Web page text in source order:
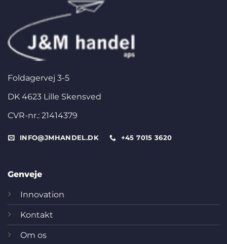
Foldagervej 3-5
DK 4623 Lille Skensved
CVR-nr.: 21414379
INFO@JMHANDEL.DK +45 7015 3620
Genveje
Innovation
Kontakt
Om os